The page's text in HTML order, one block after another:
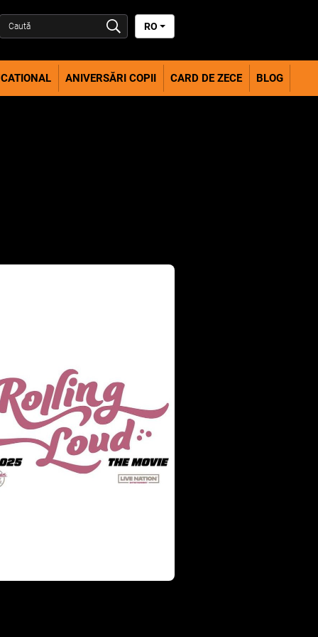
RO
ANIVERSĂRI COPII CARD DE ZECE BLOG